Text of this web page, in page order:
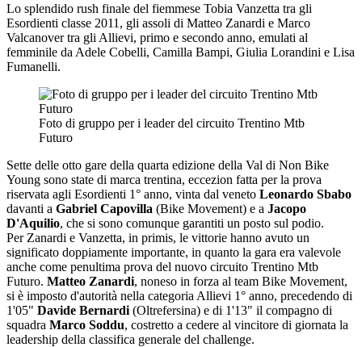
Lo splendido rush finale del fiemmese Tobia Vanzetta tra gli
Esordienti classe 2011, gli assoli di Matteo Zanardi e Marco
Valcanover tra gli Allievi, primo e secondo anno, emulati al
femminile da Adele Cobelli, Camilla Bampi, Giulia Lorandini e Lisa
Fumanelli.
Foto di gruppo per i leader del circuito Trentino Mtb
Futuro
Sette delle otto gare della quarta edizione della Val di Non Bike
Young sono state di marca trentina, eccezion fatta per la prova
riservata agli Esordienti 1° anno, vinta dal veneto Leonardo Sbabo
davanti a Gabriel Capovilla (Bike Movement) e a Jacopo
D'Aquilio, che si sono comunque garantiti un posto sul podio.
Per Zanardi e Vanzetta, in primis, le vittorie hanno avuto un
significato doppiamente importante, in quanto la gara era valevole
anche come penultima prova del nuovo circuito Trentino Mtb
Futuro. Matteo Zanardi, noneso in forza al team Bike Movement,
si è imposto d'autorità nella categoria Allievi 1° anno, precedendo di
1'05" Davide Bernardi (Oltrefersina) e di 1'13" il compagno di
squadra Marco Soddu, costretto a cedere al vincitore di giornata la
leadership della classifica generale del challenge.